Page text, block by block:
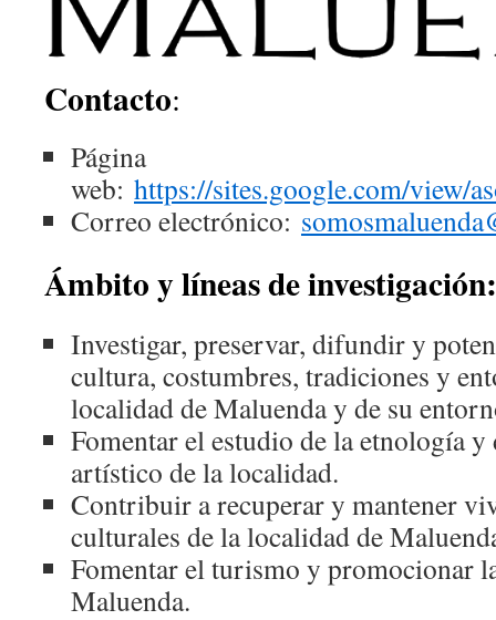
Contacto:
Página
web: https://sites.google.com/view/
Correo electrónico:
Ámbito y líneas de investigación:
Investigar, preservar, difundir y
cultura, costumbres, tradiciones y
localidad de Maluenda y de su
Fomentar el estudio de la etnología
artístico de la localidad.
Contribuir a recuperar y mantener
culturales de la localidad de
Fomentar el turismo y promocionar
Maluenda.